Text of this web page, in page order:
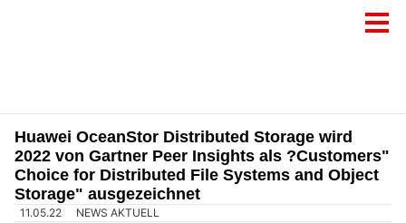
Huawei OceanStor Distributed Storage wird
2022 von Gartner Peer Insights als ?Customers"
Choice for Distributed File Systems and Object
Storage" ausgezeichnet
11.05.22 NEWS AKTUELL